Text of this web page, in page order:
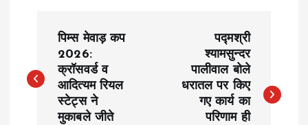
s
पिम्स मेवाड़ कप
2026:
क्रॉसवर्ड व
आदित्यम रियल
स्टेट्स ने
मुकाबले जीते
पद्मश्री
श्यामसुन्दर
पालीवाल बोले
धरातल पर किए
गए कार्य का
परिणाम ही